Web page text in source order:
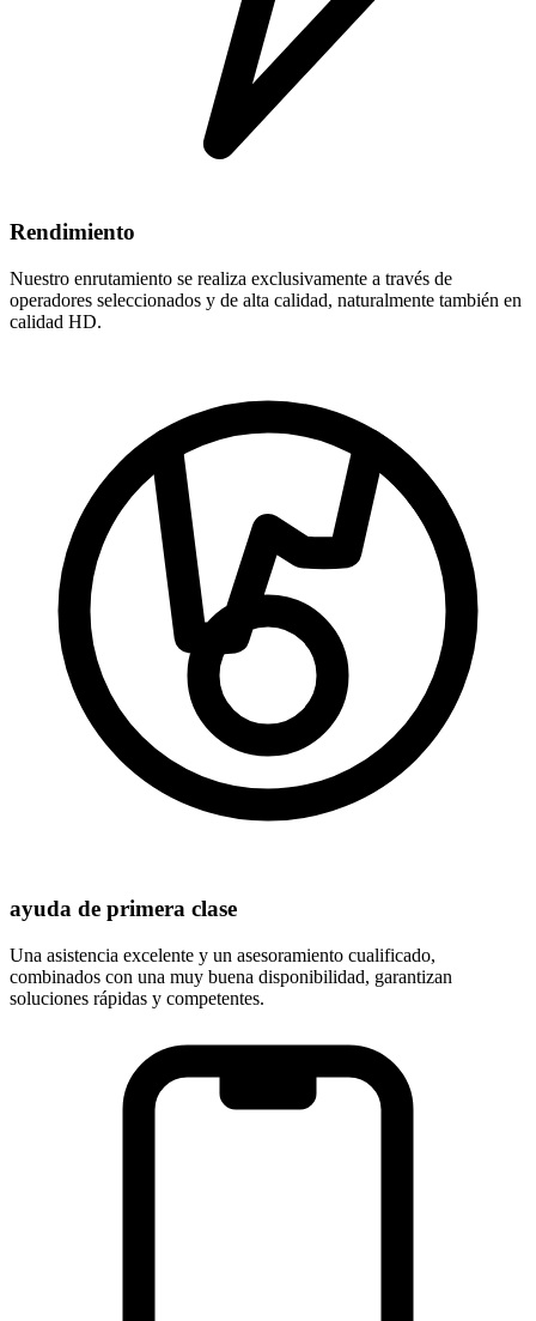
Rendimiento
Nuestro enrutamiento se realiza exclusivamente a través de
operadores seleccionados y de alta calidad, naturalmente también en
calidad HD.
ayuda de primera clase
Una asistencia excelente y un asesoramiento cualificado,
combinados con una muy buena disponibilidad, garantizan
soluciones rápidas y competentes.